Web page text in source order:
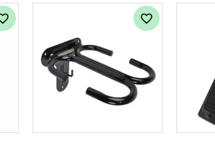
Lägg till i favoriter Lägg till i